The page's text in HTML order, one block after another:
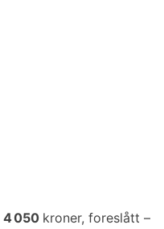
4 050 kroner, foreslått –